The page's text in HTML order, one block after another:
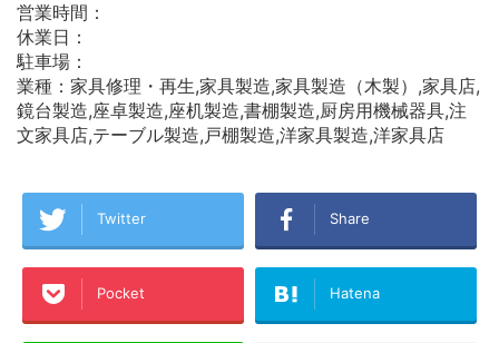
営業時間：
休業日：
駐車場：
業種：家具修理・再生,家具製造,家具製造（木製）,家具店,
鏡台製造,座卓製造,座机製造,書棚製造,厨房用機械器具,注
文家具店,テーブル製造,戸棚製造,洋家具製造,洋家具店
Twitter Share
Pocket Hatena